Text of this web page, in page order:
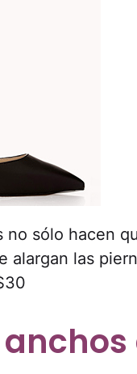
no sólo hacen
alargan las